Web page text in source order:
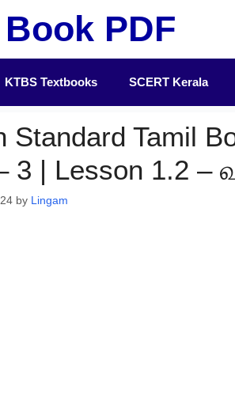
PDF
KTBS Textbooks SCERT Kerala
Standard Tamil
3 | Lesson 1.2
by Lingam